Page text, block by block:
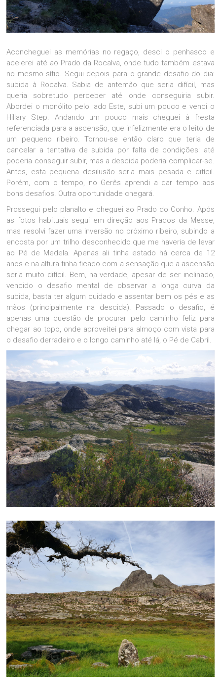
Aconcheguei as memórias no regaço, desci o penhasco e
acelerei até ao Prado da Rocalva, onde tudo também estava
no mesmo sítio. Segui depois para o grande desafio do dia:
subida à Rocalva. Sabia de antemão que seria difícil, mas
queria sobretudo perceber até onde conseguiria subir.
Abordei o monólito pelo lado Este, subi um pouco e venci o
Hillary Step. Andando um pouco mais cheguei à fresta
referenciada para a ascensão, que infelizmente era o leito de
um pequeno ribeiro. Tornou-se então claro que teria de
cancelar a tentativa de subida por falta de condições: até
poderia conseguir subir, mas a descida poderia complicar-se.
Antes, esta pequena desilusão seria mais pesada e difícil.
Porém, com o tempo, no Gerês aprendi a dar tempo aos
bons desafios. Outra oportunidade chegará.
Prossegui pelo planalto e cheguei ao Prado do Conho. Após
as fotos habituais segui em direção aos Prados da Messe,
mas resolvi fazer uma inversão no próximo ribeiro, subindo a
encosta por um trilho desconhecido que me haveria de levar
ao Pé de Medela. Apenas ali tinha estado há cerca de 12
anos e na altura tinha ficado com a sensação que a ascensão
seria muito difícil. Bem, na verdade, apesar de ser inclinado,
vencido o desafio mental de observar a longa curva da
subida, basta ter algum cuidado e assentar bem os pés e as
mãos (principalmente na descida). Passado o desafio, é
apenas uma questão de procurar pelo caminho feliz para
chegar ao topo, onde aproveitei para almoço com vista para
o desafio derradeiro e o longo caminho até lá, o Pé de Cabril.